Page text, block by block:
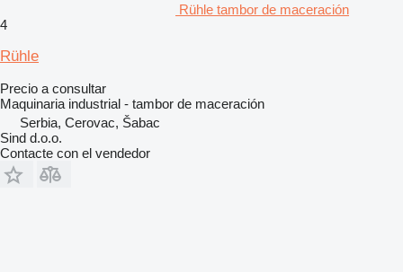
Rühle tambor de maceración
4
Rühle
Precio a consultar
Maquinaria industrial - tambor de maceración
Serbia, Cerovac, Šabac
Sind d.o.o.
Contacte con el vendedor